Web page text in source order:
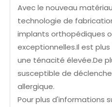
Avec le nouveau
technologie de
implants orthopédiques
exceptionnelles.Il est
une ténacité élevée.De
susceptible de
allergique.
Pour plus d'informations